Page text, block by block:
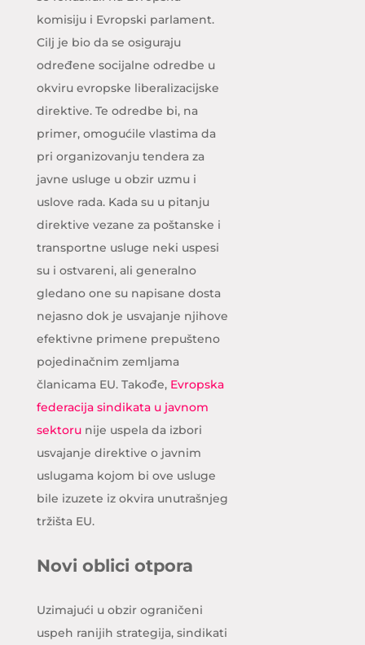
komisiju i Evropski parlament.
Cilj je bio da se osiguraju
određene socijalne odredbe u
okviru evropske liberalizacijske
direktive. Te odredbe bi, na
primer, omogućile vlastima da
pri organizovanju tendera za
javne usluge u obzir uzmu i
uslove rada. Kada su u pitanju
direktive vezane za poštanske i
transportne usluge neki uspesi
su i ostvareni, ali generalno
gledano one su napisane dosta
nejasno dok je usvajanje njihove
efektivne primene prepušteno
pojedinačnim zemljama
članicama EU. Takođe, Evropska
federacija sindikata u javnom
sektorunije uspela da izbori
usvajanje direktive o javnim
uslugama kojom bi ove usluge
bile izuzete iz okvira unutrašnjeg
tržišta EU.
Novi oblici otpora
Uzimajući u obzir ograničeni
uspeh ranijih strategija, sindikati